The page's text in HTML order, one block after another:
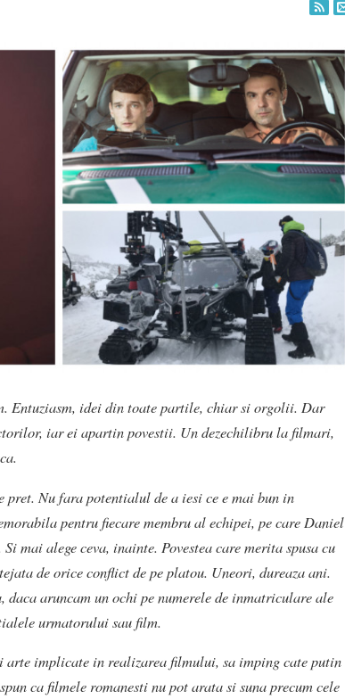
Entuziasm, idei din toate partile, chiar si orgolii. Dar
iar ei apartin povestii. Un dezechilibru la filmari,
pret. Nu fara potentialul de a iesi ce e mai bun in
pentru fiecare membru al echipei, pe care Daniel
mai alege ceva, inainte. Povestea care merita spusa cu
de orice conflict de pe platou. Uneori, dureaza ani.
aruncam un ochi pe numerele de inmatriculare ale
urmatorului sau film.
arte implicate in realizarea filmului, sa imping cate putin
ca filmele romanesti nu pot arata si suna precum cele